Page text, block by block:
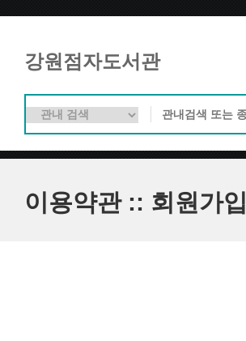
강원점자도서관
이용약관 :: 회원가입